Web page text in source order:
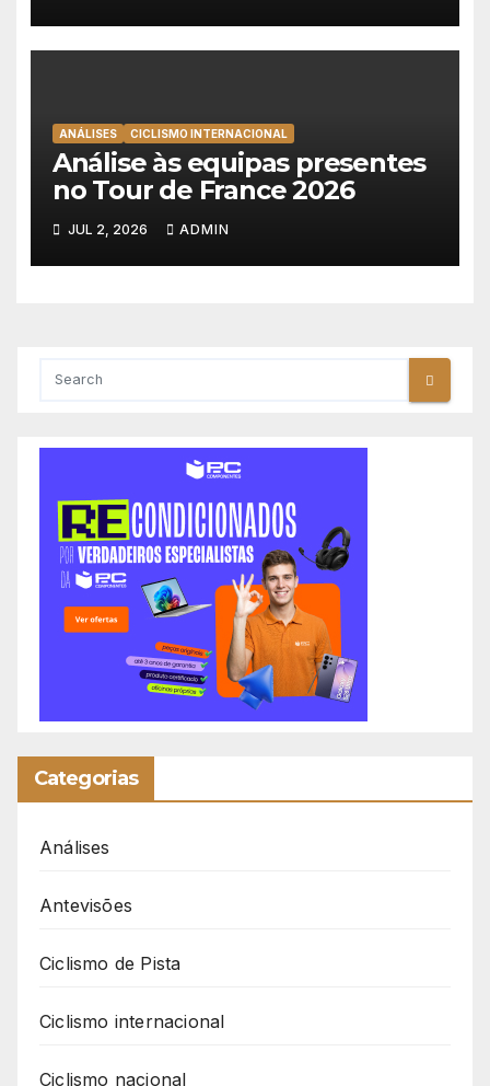
ANÁLISES CICLISMO INTERNACIONAL
Análise às equipas presentes
no Tour de France 2026
JUL 2, 2026 ADMIN
Categorias
Análises
Antevisões
Ciclismo de Pista
Ciclismo internacional
Ciclismo nacional